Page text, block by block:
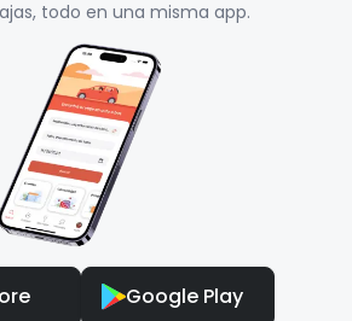
todo en una misma app.
Google Play